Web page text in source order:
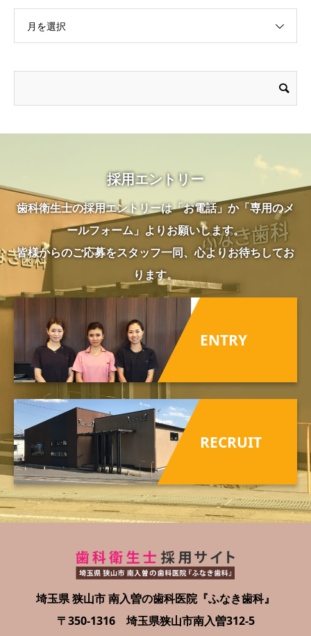
月を選択
採用エントリー
歯科衛生士の採用エントリーは「お電話」か「専用のメ
ールフォーム」よりお願いします。
皆様からのご応募をスタッフ一同、心よりお待ちしてお
ります。
ENTRY
RECRUIT
埼玉県 狭山市 南入曽の歯科医院『ふなき歯科』
〒350-1316 埼玉県狭山市南入曽312-5